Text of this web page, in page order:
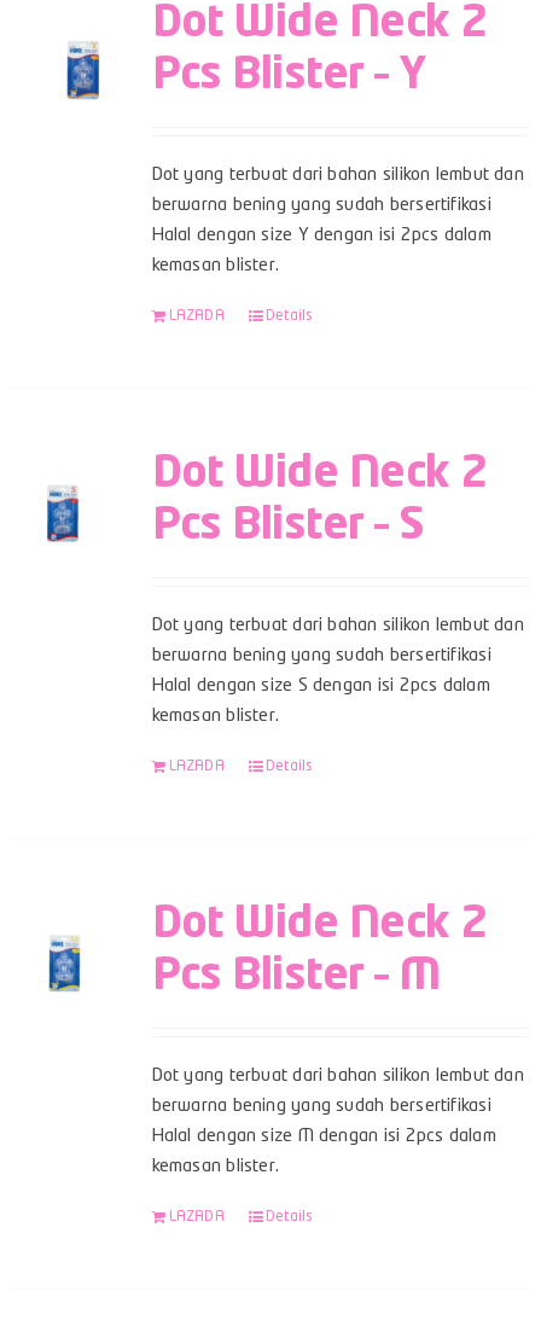
Dot Wide Neck 2
Pcs Blister – Y
Dot yang terbuat dari bahan silikon lembut dan
berwarna bening yang sudah bersertifikasi
Halal dengan size Y dengan isi 2pcs dalam
kemasan blister.
LAZADA Details
Dot Wide Neck 2
Pcs Blister – S
Dot yang terbuat dari bahan silikon lembut dan
berwarna bening yang sudah bersertifikasi
Halal dengan size S dengan isi 2pcs dalam
kemasan blister.
LAZADA Details
Dot Wide Neck 2
Pcs Blister – M
Dot yang terbuat dari bahan silikon lembut dan
berwarna bening yang sudah bersertifikasi
Halal dengan size M dengan isi 2pcs dalam
kemasan blister.
LAZADA Details